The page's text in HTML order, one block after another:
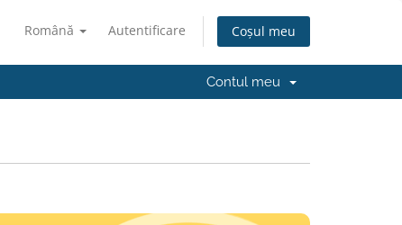
Română Autentificare Coșul meu
Contul meu